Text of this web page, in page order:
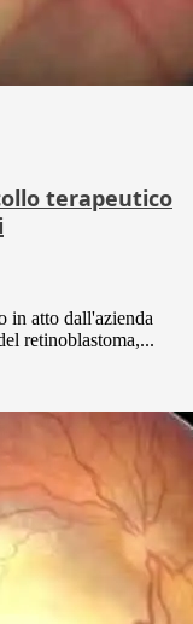
terapeutico
in atto dall'azienda
retinoblastoma,...